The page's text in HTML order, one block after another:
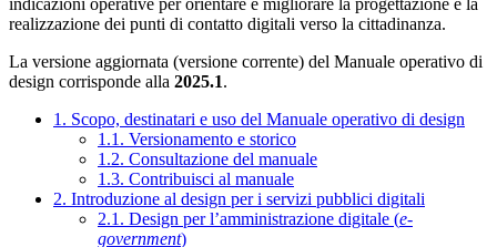
realizzazione dei punti di contatto digitali verso la cittadinanza.
La versione aggiornata (versione corrente) del Manuale operativo di
design corrisponde alla 2025.1.
1. Scopo, destinatari e uso del Manuale operativo di design
1.1. Versionamento e storico
1.2. Consultazione del manuale
1.3. Contribuisci al manuale
2. Introduzione al design per i servizi pubblici digitali
2.1. Design per l’amministrazione digitale (e-
government)